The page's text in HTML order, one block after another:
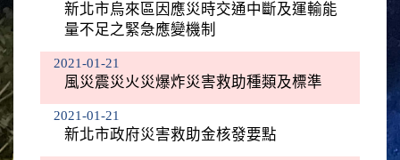
新北市烏來區因應災時交通中斷及運輸能
量不足之緊急應變機制
風災震災火災爆炸災害救助種類及標準
2021-01-21
新北市政府災害救助金核發要點
2021-01-21